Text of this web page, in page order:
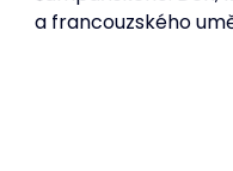
a francouzského